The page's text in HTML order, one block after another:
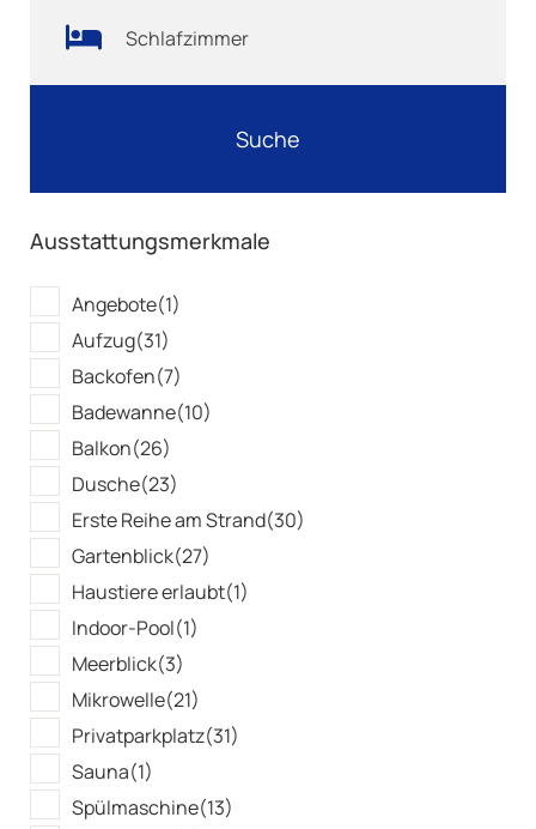
Schlafzimmer
Ausstattungsmerkmale
Angebote(1)
Aufzug(31)
Backofen(7)
Badewanne(10)
Balkon(26)
Dusche(23)
Erste Reihe am Strand(30)
Gartenblick(27)
Haustiere erlaubt(1)
Indoor-Pool(1)
Meerblick(3)
Mikrowelle(21)
Privatparkplatz(31)
Sauna(1)
Spülmaschine(13)